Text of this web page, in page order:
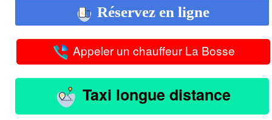
Réservez en ligne
Appeler un chauffeur La Bosse
Taxi longue distance